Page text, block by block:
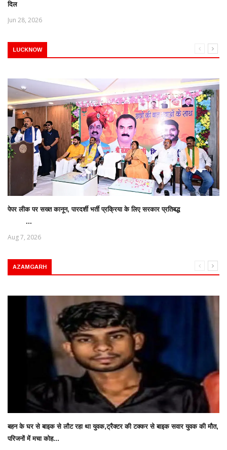
दिल
Jun 28, 2026
LUCKNOW
पेपर लीक पर सख्त कानून, पारदर्शी भर्ती प्रक्रिया के लिए सरकार प्रतिबद्ध
...
Aug 7, 2026
AZAMGARH
बहन के घर से बाइक से लौट रहा था युवक,ट्रैक्टर की टक्कर से बाइक सवार युवक की मौत,
परिजनों में मचा कोह...